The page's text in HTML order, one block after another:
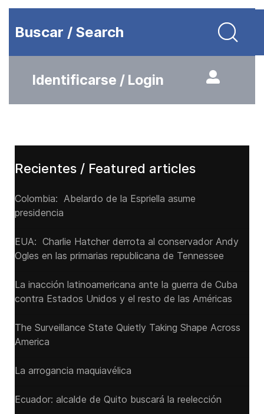
Buscar / Search
Identificarse / Login
Recientes / Featured articles
Colombia: Abelardo de la Espriella asume
presidencia
EUA: Charlie Hatcher derrota al conservador Andy
Ogles en las primarias republicana de Tennessee
La inacción latinoamericana ante la guerra de Cuba
contra Estados Unidos y el resto de las Américas
The Surveillance State Quietly Taking Shape Across
America
La arrogancia maquiavélica
Ecuador: alcalde de Quito buscará la reelección